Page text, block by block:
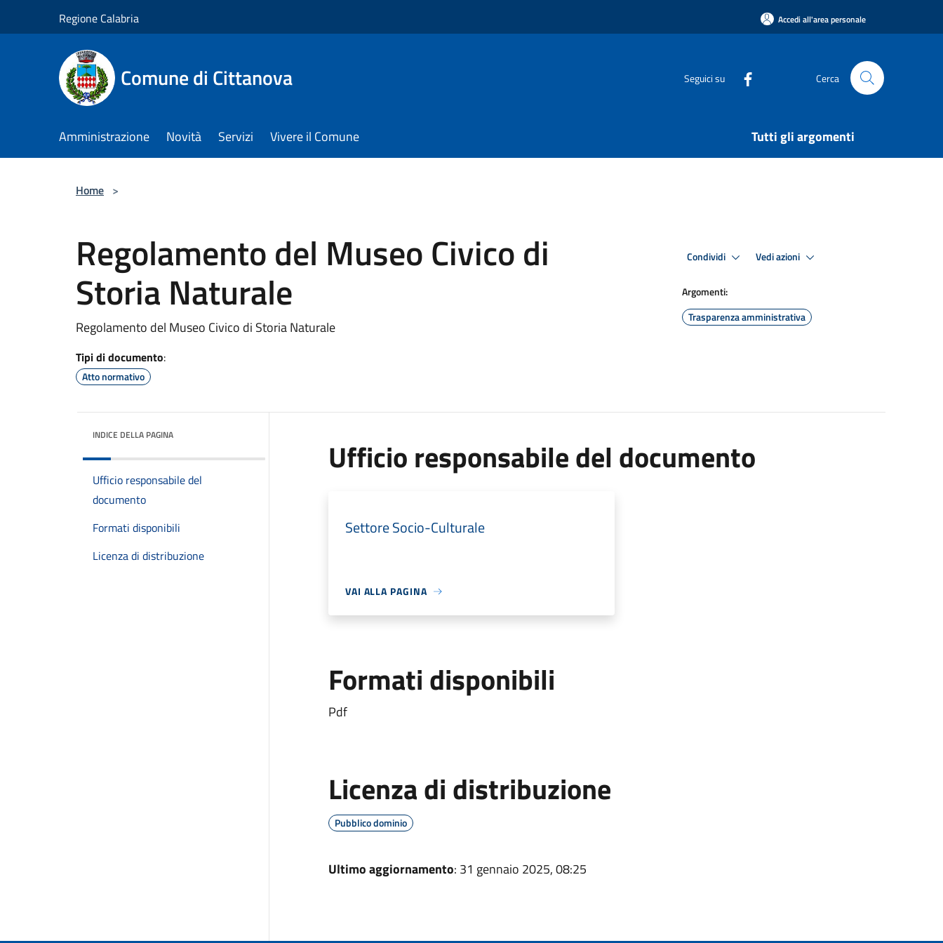
Regione Calabria Accedi all'area personale
Comune di Cittanova Seguici su Cerca
Amministrazione Novità Servizi Vivere il Comune Tutti gli argomenti
Home >
Regolamento del Museo Civico di
Storia Naturale
Regolamento del Museo Civico di Storia Naturale
Tipi di documento:
Atto normativo
Condividi Vedi azioni
Argomenti:
Trasparenza amministrativa
INDICE DELLA PAGINA
Ufficio responsabile del
documento
Formati disponibili
Licenza di distribuzione
Ufficio responsabile del documento
Settore Socio-Culturale
VAI ALLA PAGINA
Formati disponibili
Pdf
Licenza di distribuzione
Pubblico dominio
Ultimo aggiornamento: 31 gennaio 2025, 08:25